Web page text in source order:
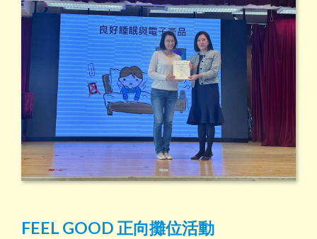
FEEL GOOD 正向攤位活動